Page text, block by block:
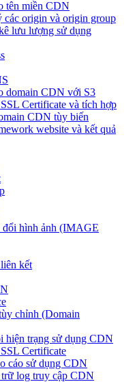
tên miền CDN
các origin và origin group
lưu lượng sử dụng
domain CDN với S3
Certificate và tích hợp
CDN tùy biến
website và kết quả
đổi hình ảnh (IMAGE
kết
chỉnh (Domain
hiện trạng sử dụng CDN
Certificate
cáo sử dụng CDN
log truy cập CDN